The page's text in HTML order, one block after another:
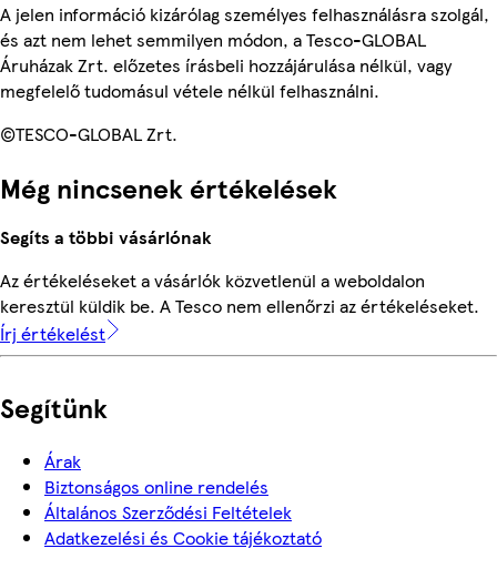
A jelen információ kizárólag személyes felhasználásra szolgál,
és azt nem lehet semmilyen módon, a Tesco-GLOBAL
Áruházak Zrt. előzetes írásbeli hozzájárulása nélkül, vagy
megfelelő tudomásul vétele nélkül felhasználni.
©TESCO-GLOBAL Zrt.
Még nincsenek értékelések
Segíts a többi vásárlónak
Az értékeléseket a vásárlók közvetlenül a weboldalon
keresztül küldik be. A Tesco nem ellenőrzi az értékeléseket.
Írj értékelést
Segítünk
Árak
Biztonságos online rendelés
Általános Szerződési Feltételek
Adatkezelési és Cookie tájékoztató